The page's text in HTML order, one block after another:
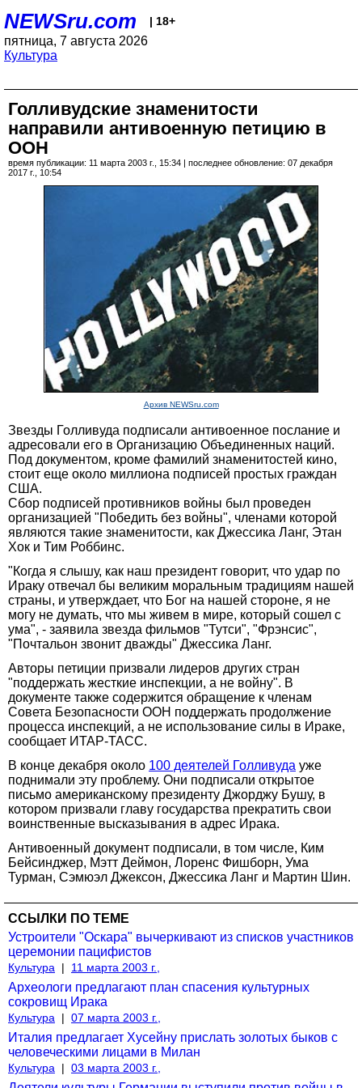
NEWSru.com | 18+
пятница, 7 августа 2026
Культура
Голливудские знаменитости
направили антивоенную петицию в
ООН
время публикации: 11 марта 2003 г., 15:34 | последнее обновление: 07 декабря
2017 г., 10:54
Архив NEWSru.com
Звезды Голливуда подписали антивоенное послание и
адресовали его в Организацию Объединенных наций.
Под документом, кроме фамилий знаменитостей кино,
стоит еще около миллиона подписей простых граждан
США.
Сбор подписей противников войны был проведен
организацией "Победить без войны", членами которой
являются такие знаменитости, как Джессика Ланг, Этан
Хок и Тим Роббинс.
"Когда я слышу, как наш президент говорит, что удар по
Ираку отвечал бы великим моральным традициям нашей
страны, и утверждает, что Бог на нашей стороне, я не
могу не думать, что мы живем в мире, который сошел с
ума", - заявила звезда фильмов "Тутси", "Фрэнсис",
"Почтальон звонит дважды" Джессика Ланг.
Авторы петиции призвали лидеров других стран
"поддержать жесткие инспекции, а не войну". В
документе также содержится обращение к членам
Совета Безопасности ООН поддержать продолжение
процесса инспекций, а не использование силы в Ираке,
сообщает ИТАР-ТАСС.
В конце декабря около 100 деятелей Голливуда уже
поднимали эту проблему. Они подписали открытое
письмо американскому президенту Джорджу Бушу, в
котором призвали главу государства прекратить свои
воинственные высказывания в адрес Ирака.
Антивоенный документ подписали, в том числе, Ким
Бейсинджер, Мэтт Деймон, Лоренс Фишборн, Ума
Турман, Сэмюэл Джексон, Джессика Ланг и Мартин Шин.
ССЫЛКИ ПО ТЕМЕ
Устроители "Оскара" вычеркивают из списков участников
церемонии пацифистов
Культура | 11 марта 2003 г.,
Археологи предлагают план спасения культурных
сокровищ Ирака
Культура | 07 марта 2003 г.,
Италия предлагает Хусейну прислать золотых быков с
человеческими лицами в Милан
Культура | 03 марта 2003 г.,